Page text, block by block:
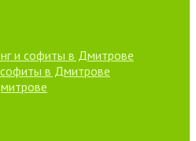
и софиты в Дмитрове
в Дмитрове